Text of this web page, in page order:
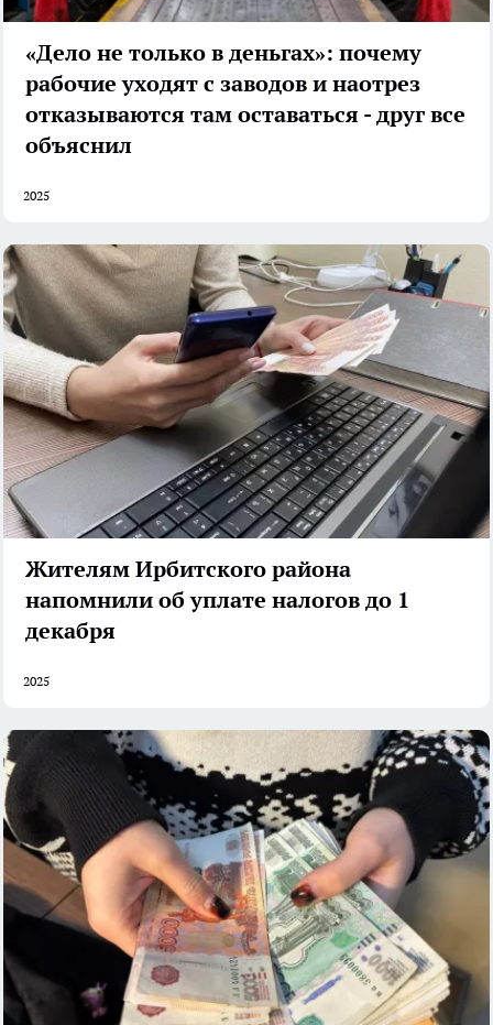
«Дело не только в деньгах»: почему
рабочие уходят с заводов и наотрез
отказываются там оставаться - друг все
объяснил
2025
Жителям Ирбитского района
напомнили об уплате налогов до 1
декабря
2025